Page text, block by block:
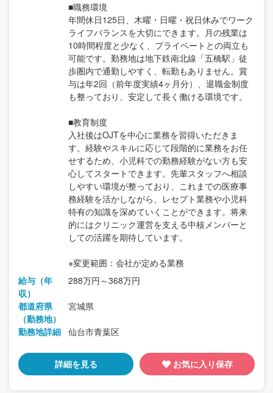
■職務環境
年間休日125日、木曜・日曜・祝日休みでワーク
ライフバランスを大切にできます。月の残業は
10時間程度と少なく、プライベートとの両立も
可能です。勤務地は地下鉄南北線「五橋駅」徒
歩圏内で通勤しやすく、転勤もありません。賞
与は年2回（前年度実績4ヶ月分）、退職金制度
も整っており、安定して長く働ける環境です。
■教育制度
入社後はOJTを中心に業務を習得いただきま
す。経験やスキルに応じて段階的に業務をお任
せするため、小児科での勤務経験がない方も安
心してスタートできます。先輩スタッフへ相談
しやすい環境が整っており、これまでの医療事
務経験を活かしながら、レセプト業務や小児科
特有の知識を深めていくことができます。将来
的にはクリニック運営を支える中核メンバーと
しての活躍を期待しています。
※変更範囲：会社が定める業務
給与（年
収）
288万円～368万円
都道府県
（勤務地）
宮城県
勤務地詳細 仙台市青葉区
詳細を見る お気に入り保存